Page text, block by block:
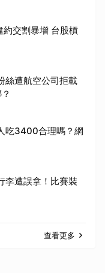
約交割暴增 台股槓
絲遭航空公司拒載
吃3400合理嗎？網
李遭誤拿！比賽裝
查看更多